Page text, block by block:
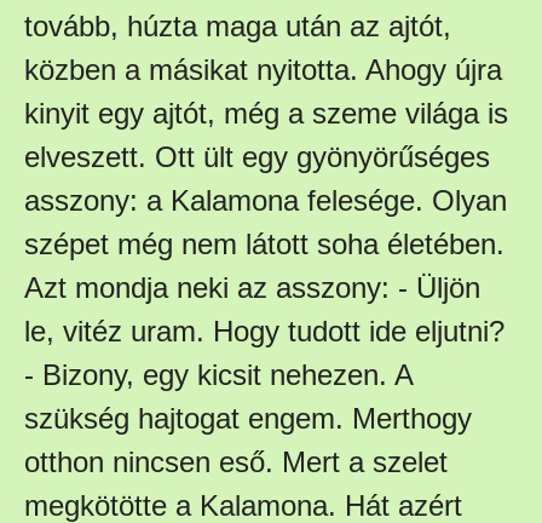
tovább, húzta maga után az ajtót,
közben a másikat nyitotta. Ahogy újra
kinyit egy ajtót, még a szeme világa is
elveszett. Ott ült egy gyönyörűséges
asszony: a Kalamona felesége. Olyan
szépet még nem látott soha életében.
Azt mondja neki az asszony: - Üljön
le, vitéz uram. Hogy tudott ide eljutni?
- Bizony, egy kicsit nehezen. A
szükség hajtogat engem. Merthogy
otthon nincsen eső. Mert a szelet
megkötötte a Kalamona. Hát azért